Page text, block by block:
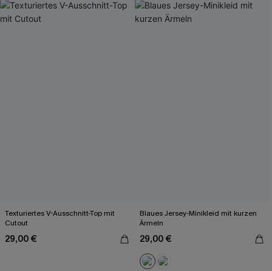
Texturiertes V-Ausschnitt-Top mit
Cutout
29,00 €
Blaues Jersey-Minikleid mit kurzen
Ärmeln
29,00 €